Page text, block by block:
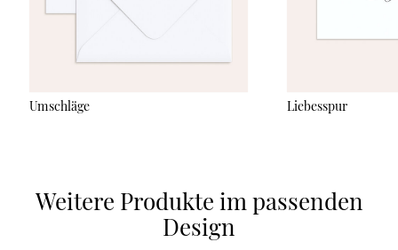
Umschläge Liebesspur
Weitere Produkte im passenden
Design